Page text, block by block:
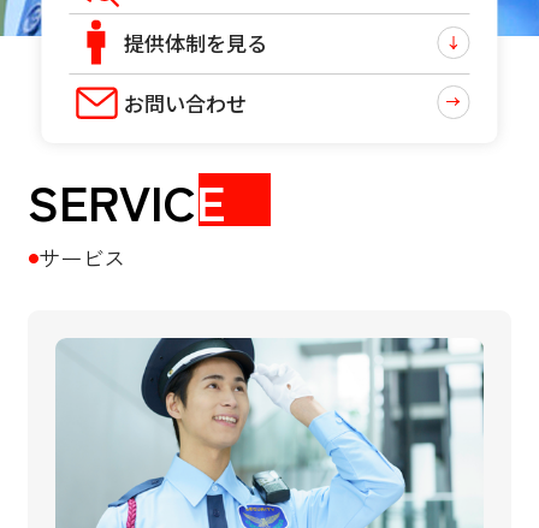
提供体制を見る
お問い合わせ
SERVICE
●サービス